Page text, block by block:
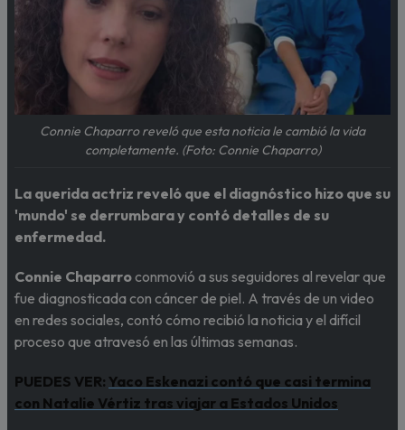
Connie Chaparro reveló que esta noticia le cambió la vida
completamente. (Foto: Connie Chaparro)
La querida actriz reveló que el diagnóstico hizo que su
'mundo' se derrumbara y contó detalles de su
enfermedad.
Connie Chaparroconmovió a sus seguidores al revelar que
fue diagnosticada con cáncer de piel. A través de un video
en redes sociales, contó cómo recibió la noticia y el difícil
proceso que atravesó en las últimas semanas.
PUEDES VER: Yaco Eskenazi contó que casi termina
con Natalie Vértiz tras viajar a Estados Unidos